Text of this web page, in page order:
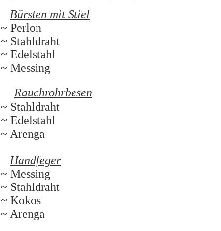
Bürsten mit Stiel
~ Perlon
~ Stahldraht
~ Edelstahl
~ Messing
Rauchrohrbesen
~ Stahldraht
~ Edelstahl
~ Arenga
Handfeger
~ Messing
~ Stahldraht
~ Kokos
~ Arenga